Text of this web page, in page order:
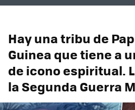
Hay una tribu de
Guinea que tiene a
de icono espiritual.
la Segunda Guerra